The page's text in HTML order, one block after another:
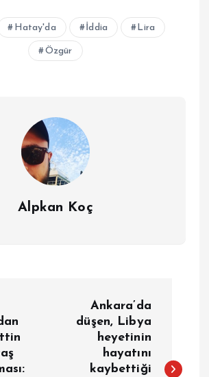
Hatay'da İddia Lira
Özgür
Alpkan Koç
Ankara’da
düşen, Libya
heyetinin
hayatını
kaybettiği